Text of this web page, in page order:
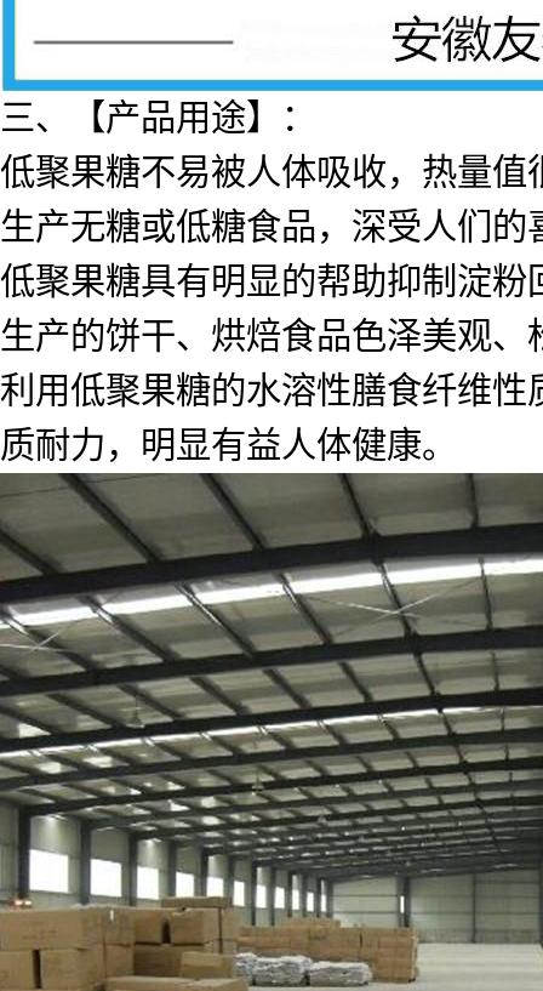
三、【产品用途】：
低聚果糖不易被人体吸收，热量
生产无糖或低糖食品，深受人们的
低聚果糖具有明显的帮助抑制淀
生产的饼干、烘焙食品色泽美观
利用低聚果糖的水溶性膳食纤维
质耐力，明显有益人体健康。